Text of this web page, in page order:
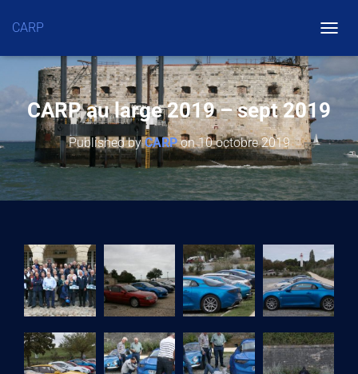
CARP
U
V
R
R
/
F
E
M
E
R
L
N
A
CARP au large 2019 – sept 2019
Published byCARPon10 octobre 2019